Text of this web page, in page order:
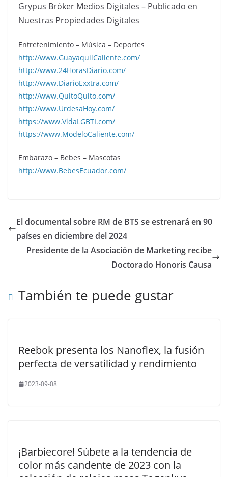
Grypus Bróker Medios Digitales – Publicado en
Nuestras Propiedades Digitales
Entretenimiento – Música – Deportes
http://www.GuayaquilCaliente.com/
http://www.24HorasDiario.com/
http://www.DiarioExxtra.com/
http://www.QuitoQuito.com/
http://www.UrdesaHoy.com/
https://www.VidaLGBTI.com/
https://www.ModeloCaliente.com/
Embarazo – Bebes – Mascotas
http://www.BebesEcuador.com/
El documental sobre RM de BTS se estrenará en 90
países en diciembre del 2024
Presidente de la Asociación de Marketing recibe
Doctorado Honoris Causa
También te puede gustar
Reebok presenta los Nanoflex, la fusión
perfecta de versatilidad y rendimiento
2023-09-08
¡Barbiecore! Súbete a la tendencia de
color más candente de 2023 con la